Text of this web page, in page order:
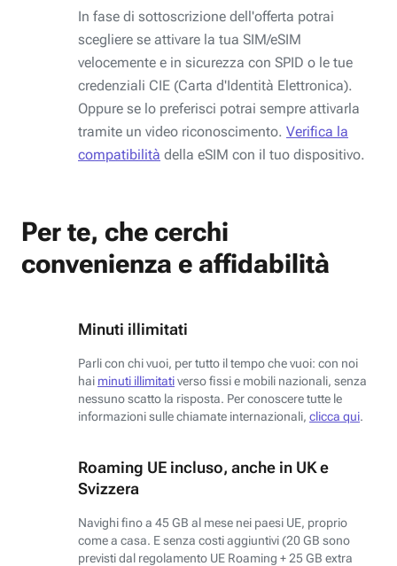
In fase di sottoscrizione dell'offerta potrai
scegliere se attivare la tua SIM/eSIM
velocemente e in sicurezza con SPID o le tue
credenziali CIE (Carta d'Identità Elettronica).
Oppure se lo preferisci potrai sempre attivarla
tramite un video riconoscimento. Verifica la
compatibilità della eSIM con il tuo dispositivo.
Per te, che cerchi
convenienza e affidabilità
Minuti illimitati
Parli con chi vuoi, per tutto il tempo che vuoi: con noi
hai minuti illimitativerso fissi e mobili nazionali, senza
nessuno scatto la risposta. Per conoscere tutte le
informazioni sulle chiamate internazionali, clicca qui.
Roaming UE incluso, anche in UK e
Svizzera
Navighi fino a 45 GB al mese nei paesi UE, proprio
come a casa. E senza costi aggiuntivi (20 GB sono
previsti dal regolamento UE Roaming + 25 GB extra